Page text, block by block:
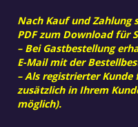
Nach Kauf und Zahlung
PDF zum Download für
– Bei Gastbestellung
E-Mail mit der
– Als registrierter
zusätzlich in Ihrem
möglich).